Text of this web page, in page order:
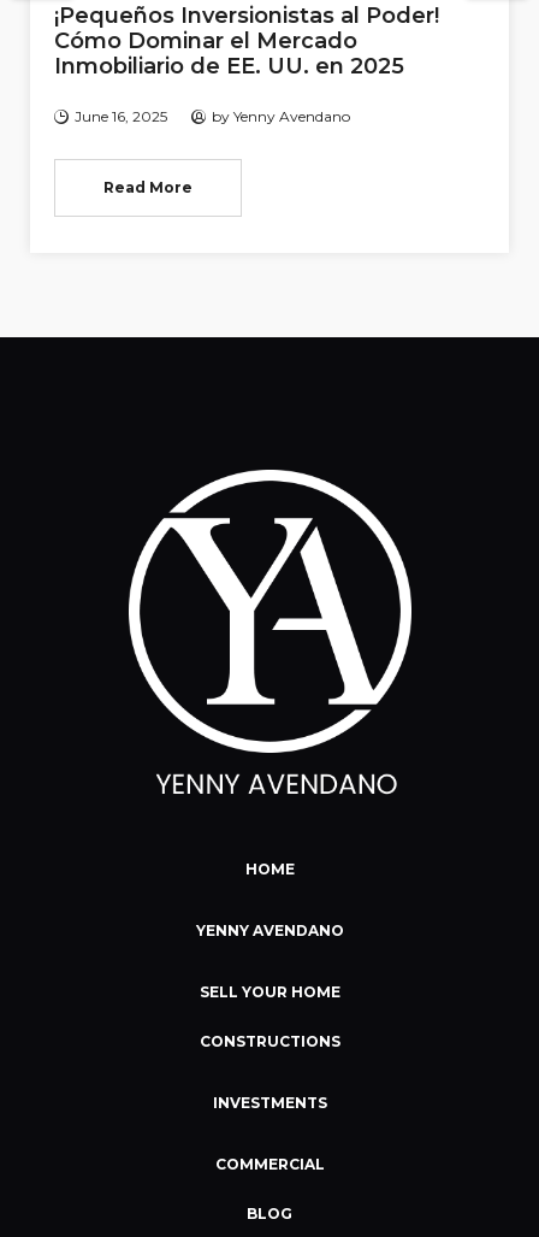
¡Pequeños Inversionistas al Poder!
Cómo Dominar el Mercado
Inmobiliario de EE. UU. en 2025
June 16, 2025 by Yenny Avendano
Read More
HOME
YENNY AVENDANO
SELL YOUR HOME
CONSTRUCTIONS
INVESTMENTS
COMMERCIAL
BLOG